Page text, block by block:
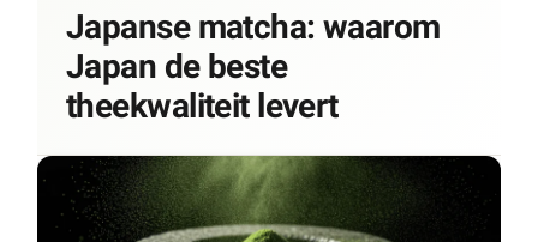
Japanse matcha: waarom
Japan de beste
theekwaliteit levert